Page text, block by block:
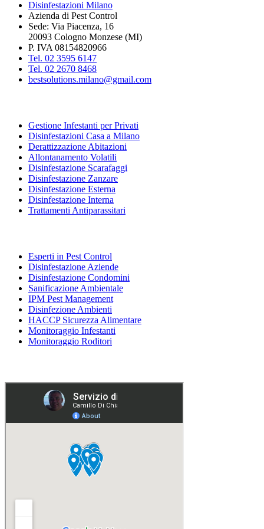
Disinfestazioni Milano
Azienda di Pest Control
Sede: Via Piacenza, 16
20093 Cologno Monzese (MI)
P. IVA 08154820966
Tel. 02 3595 6147
Tel. 02 2670 8468
bestsolutions.milano@gmail.com
Gestione Infestanti per Privati
Disinfestazioni Casa a Milano
Derattizzazione Abitazioni
Allontanamento Volatili
Disinfestazione Scarafaggi
Disinfestazione Zanzare
Disinfestazione Esterna
Disinfestazione Interna
Trattamenti Antiparassitari
Esperti in Pest Control
Disinfestazione Aziende
Disinfestazione Condomini
Sanificazione Ambientale
IPM Pest Management
Disinfezione Ambienti
HACCP Sicurezza Alimentare
Monitoraggio Infestanti
Monitoraggio Roditori